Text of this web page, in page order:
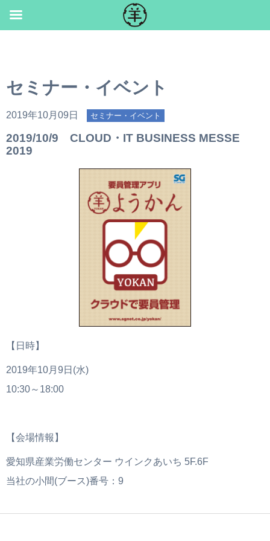
セミナー・イベント
2019年10月09日 セミナー・イベント
2019/10/9 CLOUD・IT BUSINESS MESSE
2019
【日時】
2019年10月9日(水)
10:30～18:00
【会場情報】
愛知県産業労働センター ウインクあいち 5F.6F
当社の小間(ブース)番号：9